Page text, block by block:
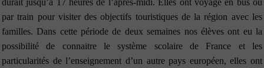
durait jusqu’à 17 heures de l’après-midi. Elles ont voyagé en bus ou
par train pour visiter des objectifs touristiques de la région avec les
familles. Dans cette période de deux semaines nos élèves ont eu la
possibilité de connaitre le système scolaire de France et les
particularités de l’enseignement d’un autre pays européen, elles ont